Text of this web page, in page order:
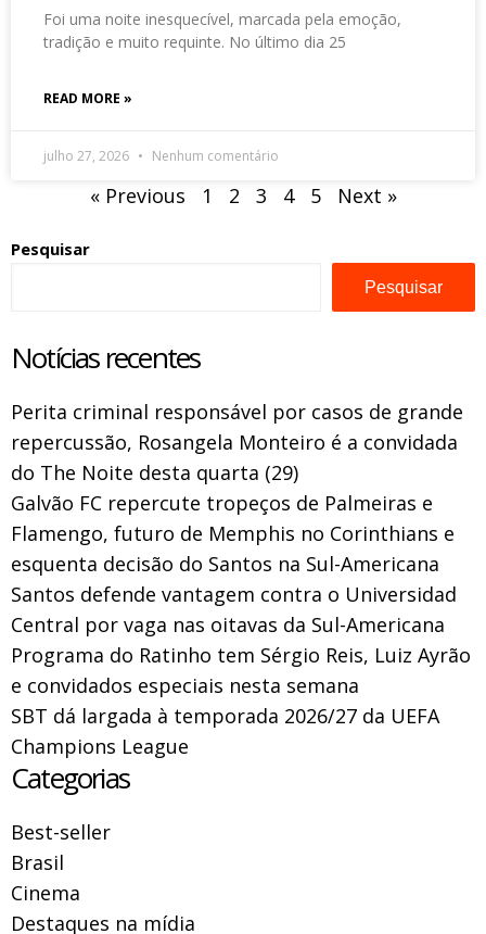
Foi uma noite inesquecível, marcada pela emoção,
tradição e muito requinte. No último dia 25
READ MORE »
julho 27, 2026 Nenhum comentário
« Previous 1 2 3 4 5 Next »
Pesquisar
Pesquisar
Notícias recentes
Perita criminal responsável por casos de grande
repercussão, Rosangela Monteiro é a convidada
do The Noite desta quarta (29)
Galvão FC repercute tropeços de Palmeiras e
Flamengo, futuro de Memphis no Corinthians e
esquenta decisão do Santos na Sul-Americana
Santos defende vantagem contra o Universidad
Central por vaga nas oitavas da Sul-Americana
Programa do Ratinho tem Sérgio Reis, Luiz Ayrão
e convidados especiais nesta semana
SBT dá largada à temporada 2026/27 da UEFA
Champions League
Categorias
Best-seller
Brasil
Cinema
Destaques na mídia